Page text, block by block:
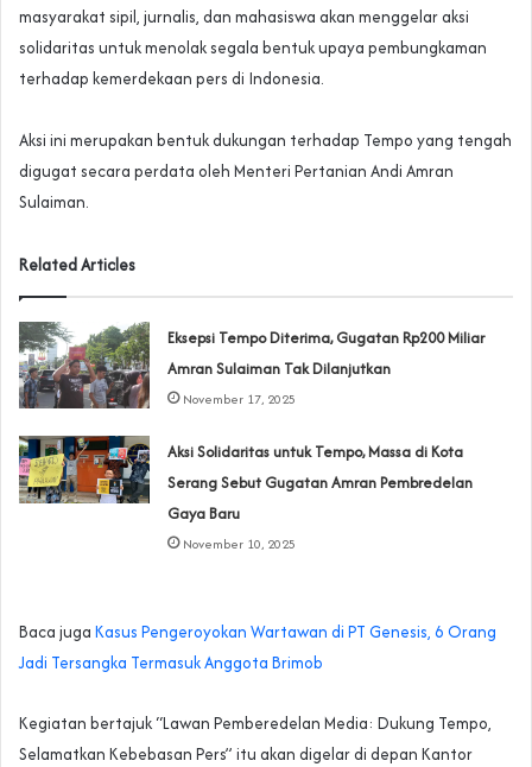
masyarakat sipil, jurnalis, dan mahasiswa akan menggelar aksi
solidaritas untuk menolak segala bentuk upaya pembungkaman
terhadap kemerdekaan pers di Indonesia.
Aksi ini merupakan bentuk dukungan terhadap Tempo yang tengah
digugat secara perdata oleh Menteri Pertanian Andi Amran
Sulaiman.
Related Articles
Eksepsi Tempo Diterima, Gugatan Rp200 Miliar
Amran Sulaiman Tak Dilanjutkan
November 17, 2025
‎Aksi Solidaritas untuk Tempo, Massa di Kota
Serang Sebut Gugatan Amran Pembredelan
Gaya Baru
November 10, 2025
Baca juga Kasus Pengeroyokan Wartawan di PT Genesis, 6 Orang
Jadi Tersangka Termasuk Anggota Brimob
Kegiatan bertajuk “Lawan Pemberedelan Media: Dukung Tempo,
Selamatkan Kebebasan Pers” itu akan digelar di depan Kantor